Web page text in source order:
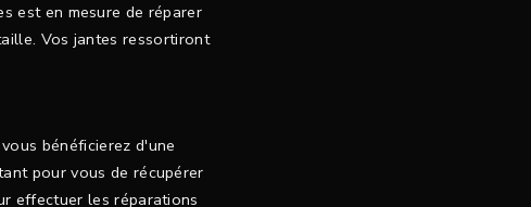
est en mesure de réparer
Vos jantes ressortiront
bénéficierez d'une
pour vous de récupérer
effectuer les réparations